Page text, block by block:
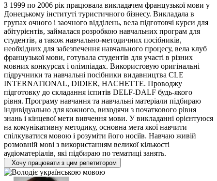
З 1999 по 2006 рік працювала викладачем французької мови у
Донецькому інституті туристичного бізнесу. Викладала в
групах очного і заочного відділень, вела підготовчі курси для
абітурієнтів, займалася розробкою навчальних програм для
студентів, а також навчально-методичних посібників,
необхідних для забезпечення навчального процесу, вела клуб
французької мови, готувала студентів для участі в різних
мовних конкурсах і олімпіадах. Використовую оригінальні
підручники та навчальні посібники видавництва CLE
INTERNATIONAL, DIDIER, HACHETTE. Проводжу
підготовку до складання іспитів DELF-DALF будь-якого
рівня. Програму навчання та навчальні матеріали підбираю
індивідуально для кожного, виходячи з початкового рівня
знань і кінцевої мети вивчення мови. У викладанні орієнтуюся
на комунікативну методику, основна мета якої навчити
спілкуватися мовою і розуміти його носіїв. Навчаю живій
розмовній мові з використанням великої кількості
аудіоматеріалів, які підбираю по тематиці занять.
Хочу працювати з цим репетитором